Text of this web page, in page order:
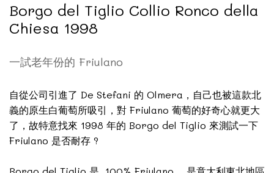
Borgo del Tiglio Collio Ronco della
Chiesa 1998
一試老年份的 Friulano
自從公司引進了 De Stefani 的 Olmera，自己也被這款北
義的原生白葡萄所吸引，對 Friulano 葡萄的好奇心就更大
了，故特意找來 1998 年的 Borgo del Tiglio 來測試一下
Friulano 是否耐存 ?